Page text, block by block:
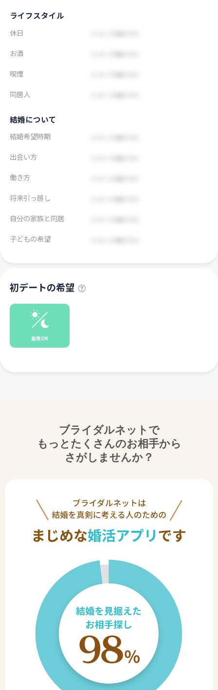
ライフスタイル
休日
お酒
喫煙
同居人
結婚について
結婚希望時期
出会い方
働き方
将来引っ越し
自分の家族と同居
子どもの希望
初デートの希望
昼夜OK
ブライダルネットで
もっとたくさんのお相手から
さがしませんか？